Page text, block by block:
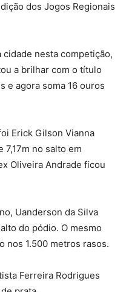
dos Jogos Regionais
cidade nesta competição,
a brilhar com o título
e agora soma 16 ouros
Erick Gilson Vianna
7,17m no salto em
Oliveira Andrade ficou
Uanderson da Silva
do pódio. O mesmo
nos 1.500 metros rasos.
Ferreira Rodrigues